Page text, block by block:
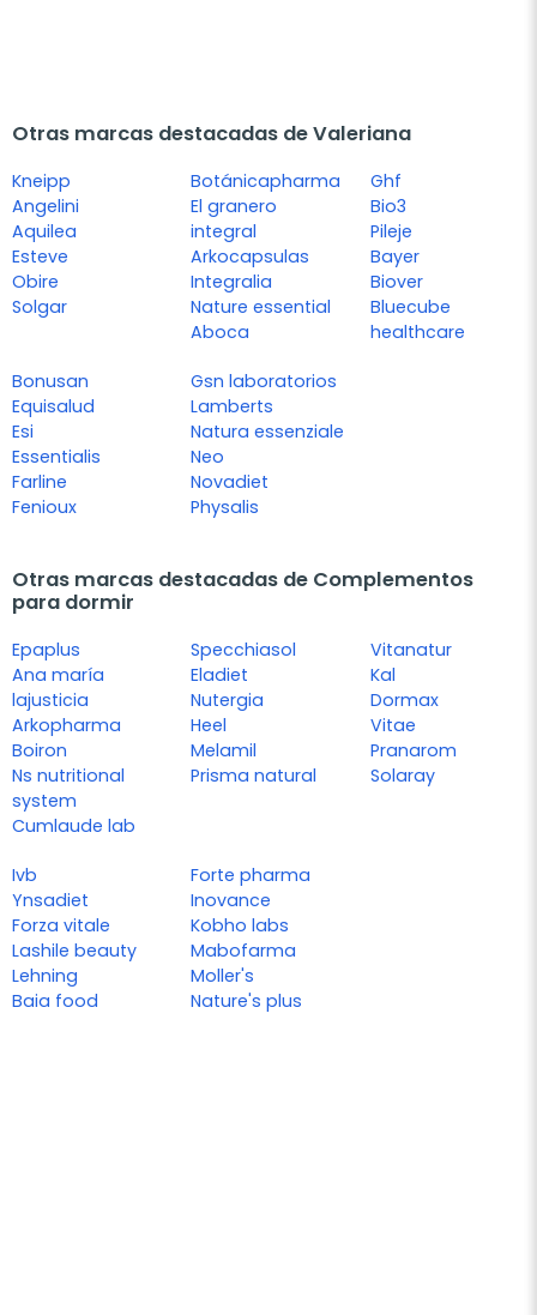
Otras marcas destacadas de Valeriana
Kneipp
Angelini
Aquilea
Esteve
Obire
Solgar
Botánicapharma
El granero
integral
Arkocapsulas
Integralia
Nature essential
Aboca
Ghf
Bio3
Pileje
Bayer
Biover
Bluecube
healthcare
Bonusan
Equisalud
Esi
Essentialis
Farline
Fenioux
Gsn laboratorios
Lamberts
Natura essenziale
Neo
Novadiet
Physalis
Otras marcas destacadas de Complementos
para dormir
Epaplus
Ana maría
lajusticia
Arkopharma
Boiron
Ns nutritional
system
Cumlaude lab
Specchiasol
Eladiet
Nutergia
Heel
Melamil
Prisma natural
Vitanatur
Kal
Dormax
Vitae
Pranarom
Solaray
Ivb
Ynsadiet
Forza vitale
Lashile beauty
Lehning
Baia food
Forte pharma
Inovance
Kobho labs
Mabofarma
Moller's
Nature's plus